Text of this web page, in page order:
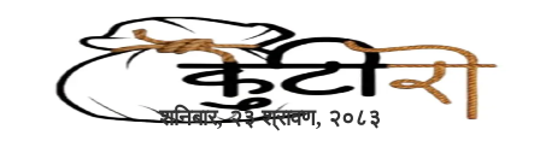
शनिबार, २३ श्रावण, २०८३